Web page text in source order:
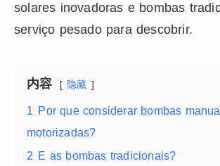
solares inovadoras e bombas
serviço pesado para descobrir.
内容 隐藏
1 Por que considerar bombas
motorizadas?
2 E as bombas tradicionais?